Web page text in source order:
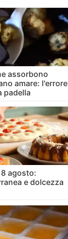
assorbono
amare: l'errore
padella
agosto:
e dolcezza